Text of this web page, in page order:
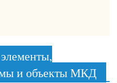
и объекты МКД